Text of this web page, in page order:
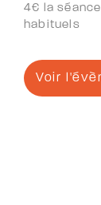
4€ la
habituels
Voir